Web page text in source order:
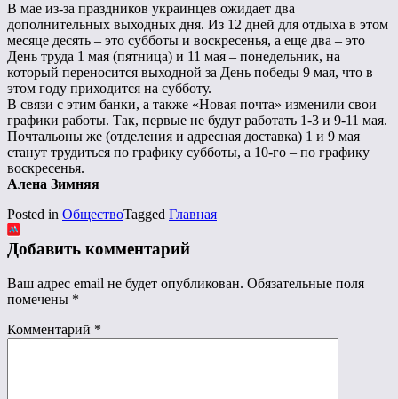
В мае из-за праздников украинцев ожидает два
дополнительных выходных дня. Из 12 дней для отдыха в этом
месяце десять – это субботы и воскресенья, а еще два – это
День труда 1 мая (пятница) и 11 мая – понедельник, на
который переносится выходной за День победы 9 мая, что в
этом году приходится на субботу.
В связи с этим банки, а также «Новая почта» изменили свои
графики работы. Так, первые не будут работать 1-3 и 9-11 мая.
Почтальоны же (отделения и адресная доставка) 1 и 9 мая
станут трудиться по графику субботы, а 10-го – по графику
воскресенья.
Алена Зимняя
Posted in ОбществоTagged Главная
Добавить комментарий
Ваш адрес email не будет опубликован. Обязательные поля
помечены *
Комментарий *